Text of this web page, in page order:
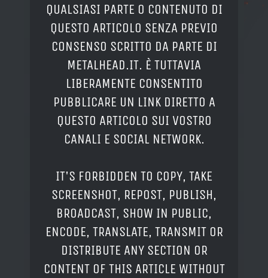
QUALSIASI PARTE O CONTENUTO DI
QUESTO ARTICOLO SENZA PREVIO
CONSENSO SCRITTO DA PARTE DI
METALHEAD.IT. È TUTTAVIA
LIBERAMENTE CONSENTITO
PUBBLICARE UN LINK DIRETTO A
QUESTO ARTICOLO SUI VOSTRO
CANALI E SOCIAL NETWORK.
IT'S FORBIDDEN TO COPY, TAKE
SCREENSHOT, REPOST, PUBLISH,
BROADCAST, SHOW IN PUBLIC,
ENCODE, TRANSLATE, TRANSMIT OR
DISTRIBUTE ANY SECTION OR
CONTENT OF THIS ARTICLE WITHOUT